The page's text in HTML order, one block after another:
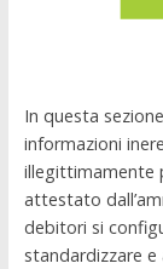
In questa
informazioni
illegittimamente
attestato
debitori si
standardizzare